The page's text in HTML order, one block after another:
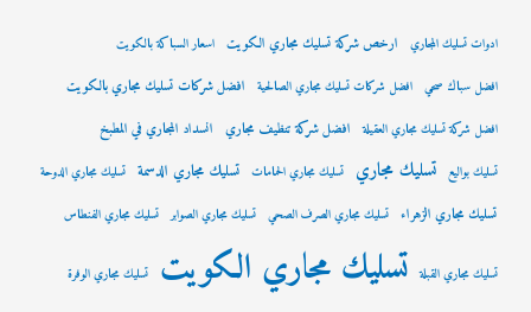
ادوات تسليك المجاري ارخص شركة تسليك مجاري الكويت اسعار السباكة بالكويت
افضل سباك صحي افضل شركات تسليك مجاري الصالحية افضل شركات تسليك مجاري بالكويت
افضل شركة تسليك مجاري العقيلة افضل شركة تنظيف مجاري انسداد المجاري في المطبخ
تسليك بواليع تسليك مجاري تسليك مجاري الحمامات تسليك مجاري الدسمة تسليك مجاري الدوحة
تسليك مجاري الزهراء تسليك مجاري الصرف الصحي تسليك مجاري الصوابر تسليك مجاري الفنطاس
تسليك مجاري القبلة تسليك مجاري الكويت تسليك مجاري الوفرة